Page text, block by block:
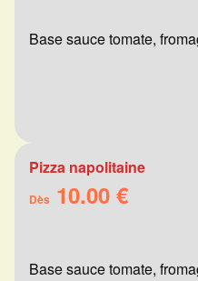
Base sauce tomate,
Pizza napolitaine
Dès 10.00 €
Base sauce tomate,